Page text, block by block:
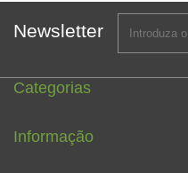
Newsletter
Categorias
Informação